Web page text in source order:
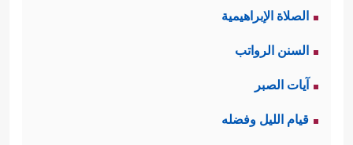
الصلاة الإبراهيمية
السنن الرواتب
آيات الصبر
قيام الليل وفضله